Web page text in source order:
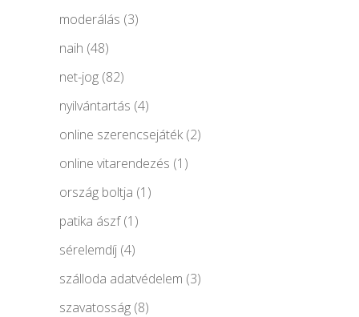
moderálás (3)
naih (48)
net-jog (82)
nyilvántartás (4)
online szerencsejáték(2)
online vitarendezés (1)
ország boltja (1)
patika ászf(1)
sérelemdíj (4)
szálloda adatvédelem (3)
szavatosság (8)